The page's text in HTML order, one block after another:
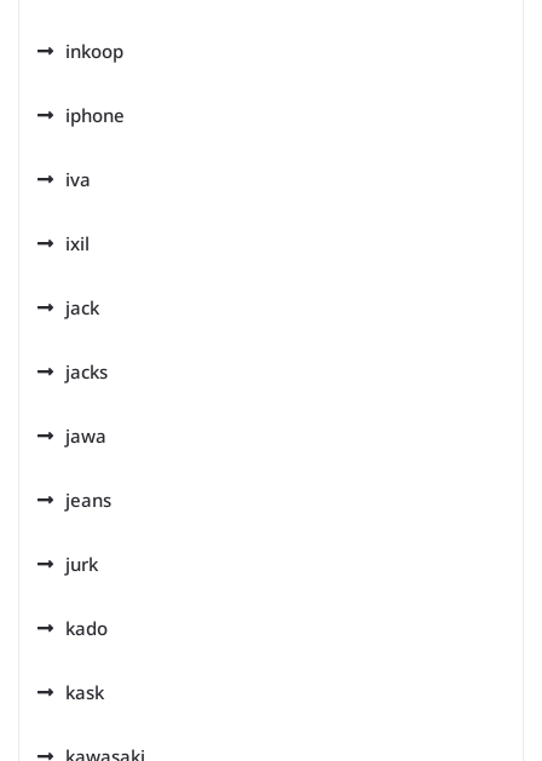
inkoop
iphone
iva
ixil
jack
jacks
jawa
jeans
jurk
kado
kask
kawasaki